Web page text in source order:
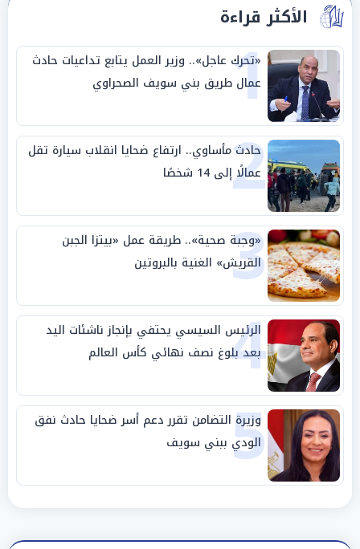
الأكثر قراءة
1
«تحرك عاجل».. وزير العمل يتابع تداعيات حادث
عمال طريق بني سويف الصحراوي
2
حادث مأساوي.. ارتفاع ضحايا انقلاب سيارة تقل
عمالًا إلى 14 شخصًا
3
«وجبة صحية».. طريقة عمل «بيتزا الجبن
القريش» الغنية بالبروتين
4
الرئيس السيسي يحتفي بإنجاز ناشئات اليد
بعد بلوغ نصف نهائي كأس العالم
5
وزيرة التضامن تقرر دعم أسر ضحايا حادث نفق
الودي ببني سويف